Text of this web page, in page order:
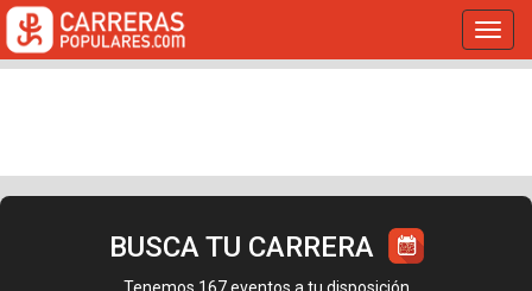
BUSCA TU CARRERA